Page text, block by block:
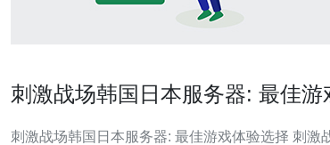
刺激战场韩国日本服务器: 最佳游
刺激战场韩国日本服务器: 最佳游戏体验选择 刺激战场是